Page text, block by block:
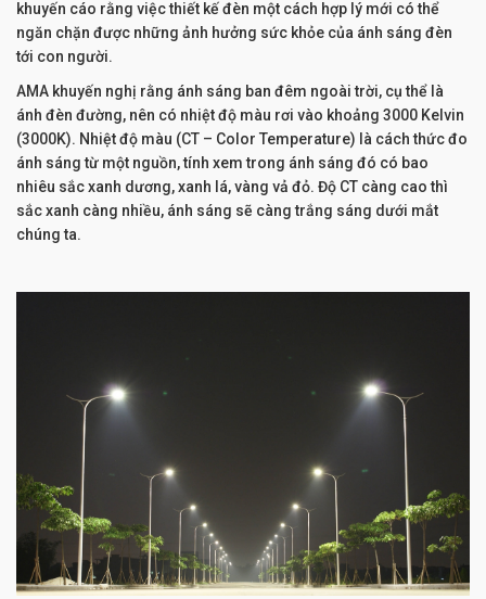
khuyến cáo rằng việc thiết kế đèn một cách hợp lý mới có thể
ngăn chặn được những ảnh hưởng sức khỏe của ánh sáng đèn
tới con người.
AMA khuyến nghị rằng ánh sáng ban đêm ngoài trời, cụ thể là
ánh đèn đường, nên có nhiệt độ màu rơi vào khoảng 3000 Kelvin
(3000K). Nhiệt độ màu (CT – Color Temperature) là cách thức đo
ánh sáng từ một nguồn, tính xem trong ánh sáng đó có bao
nhiêu sắc xanh dương, xanh lá, vàng vả đỏ. Độ CT càng cao thì
sắc xanh càng nhiều, ánh sáng sẽ càng trắng sáng dưới mắt
chúng ta.